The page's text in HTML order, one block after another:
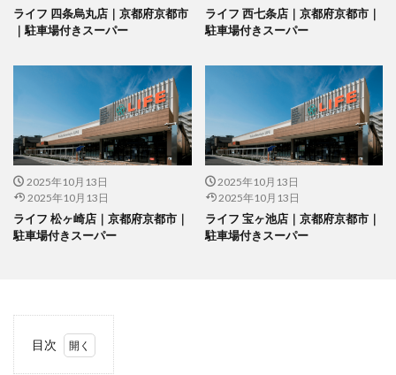
ライフ 四条烏丸店｜京都府京都市
｜駐車場付きスーパー
ライフ 西七条店｜京都府京都市｜
駐車場付きスーパー
2025年10月13日
2025年10月13日
ライフ 松ヶ崎店｜京都府京都市｜
駐車場付きスーパー
2025年10月13日
2025年10月13日
ライフ 宝ヶ池店｜京都府京都市｜
駐車場付きスーパー
目次